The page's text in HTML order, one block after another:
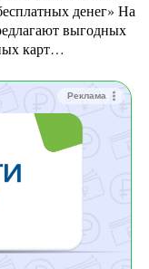
денег» На
выгодных
карт…
Реклама